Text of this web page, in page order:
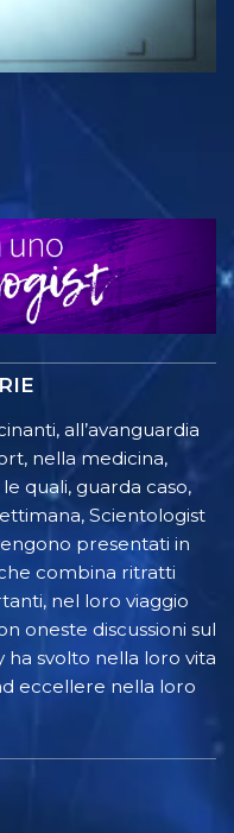
all’avanguardia
nella medicina,
quali, guarda caso,
Scientologist
presentati in
combina ritratti
nel loro viaggio
oneste discussioni sul
svolto nella loro vita
eccellere nella loro